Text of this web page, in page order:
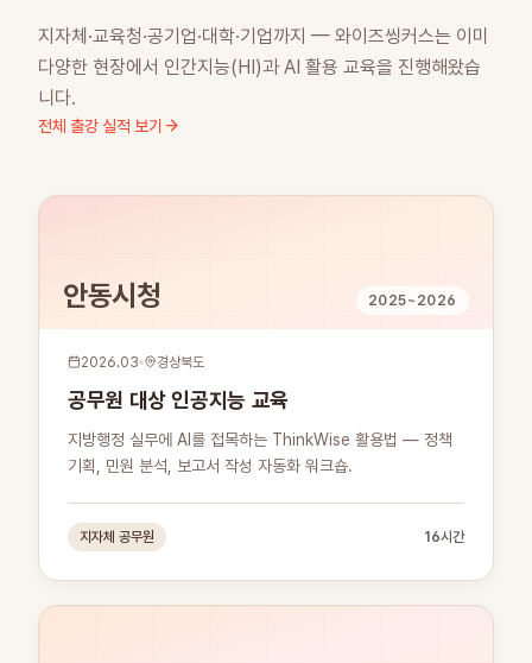
지자체·교육청·공기업·대학·기업까지 — 와이즈씽커스는 이미
다양한 현장에서 인간지능(HI)과 AI 활용 교육을 진행해왔습
니다.
전체 출강 실적 보기
안동시청 2025~2026
2026.03 경상북도
공무원 대상 인공지능 교육
지방행정 실무에 AI를 접목하는 ThinkWise 활용법 — 정책
기획, 민원 분석, 보고서 작성 자동화 워크숍.
지자체 공무원 16시간